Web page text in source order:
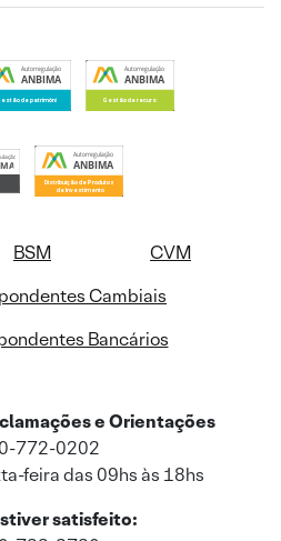
BSM
CVM
Cambiais
Bancários
e Orientações
772-0202
feira das 09hs às 18hs
satisfeito: